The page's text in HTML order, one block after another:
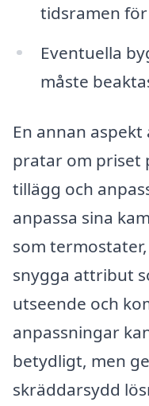
tidsramen
Eventuella
måste
En annan
pratar om priset
tillägg och
anpassa sina
som
snygga attribut
utseende och
anpassningar
betydligt, men
skräddarsydd